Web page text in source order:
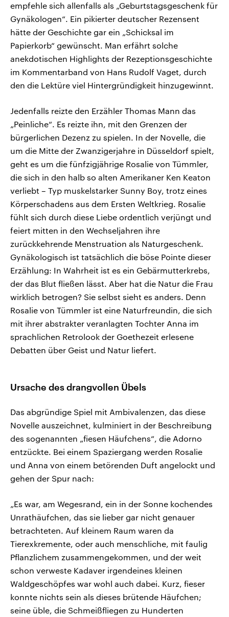
empfehle sich allenfalls als „Geburtstagsgeschenk für
Gynäkologen“. Ein pikierter deutscher Rezensent
hätte der Geschichte gar ein „Schicksal im
Papierkorb“ gewünscht. Man erfährt solche
anekdotischen Highlights der Rezeptionsgeschichte
im Kommentarband von Hans Rudolf Vaget, durch
den die Lektüre viel Hintergründigkeit hinzugewinnt.
Jedenfalls reizte den Erzähler Thomas Mann das
„Peinliche“. Es reizte ihn, mit den Grenzen der
bürgerlichen Dezenz zu spielen. In der Novelle, die
um die Mitte der Zwanzigerjahre in Düsseldorf spielt,
geht es um die fünfzigjährige Rosalie von Tümmler,
die sich in den halb so alten Amerikaner Ken Keaton
verliebt – Typ muskelstarker Sunny Boy, trotz eines
Körperschadens aus dem Ersten Weltkrieg. Rosalie
fühlt sich durch diese Liebe ordentlich verjüngt und
feiert mitten in den Wechseljahren ihre
zurückkehrende Menstruation als Naturgeschenk.
Gynäkologisch ist tatsächlich die böse Pointe dieser
Erzählung: In Wahrheit ist es ein Gebärmutterkrebs,
der das Blut fließen lässt. Aber hat die Natur die Frau
wirklich betrogen? Sie selbst sieht es anders. Denn
Rosalie von Tümmler ist eine Naturfreundin, die sich
mit ihrer abstrakter veranlagten Tochter Anna im
sprachlichen Retrolook der Goethezeit erlesene
Debatten über Geist und Natur liefert.
Ursache des drangvollen Übels
Das abgründige Spiel mit Ambivalenzen, das diese
Novelle auszeichnet, kulminiert in der Beschreibung
des sogenannten „fiesen Häufchens“, die Adorno
entzückte. Bei einem Spaziergang werden Rosalie
und Anna von einem betörenden Duft angelockt und
gehen der Spur nach:
„Es war, am Wegesrand, ein in der Sonne kochendes
Unrathäufchen, das sie lieber gar nicht genauer
betrachteten. Auf kleinem Raum waren da
Tierexkremente, oder auch menschliche, mit faulig
Pflanzlichem zusammengekommen, und der weit
schon verweste Kadaver irgendeines kleinen
Waldgeschöpfes war wohl auch dabei. Kurz, fieser
konnte nichts sein als dieses brütende Häufchen;
seine üble, die Schmeißfliegen zu Hunderten